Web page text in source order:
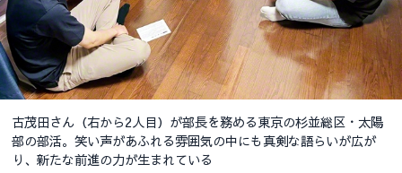
古茂田さん（右から2人目）が部長を務める東京の杉並総区・太陽
部の部活。笑い声があふれる雰囲気の中にも真剣な語らいが広が
り、新たな前進の力が生まれている